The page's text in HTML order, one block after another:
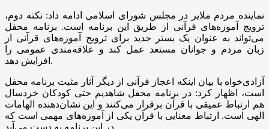
نماینده مردم ملایر در مجلس شورای اسلامی ادامه داد: نکته دوم،
ترویج آموزه‌های قرآنی از طریق این برنامه است. برنامه محفل
می‌تواند به عنوان یک بستر جدید برای ترویج آموزه‌های قرآنی از
زبان مردم و جوانان مستعد عمل کند و علاقه‌مندی عمومی را
افزایش دهد.
آزادی‌خواه با بیان اینکه اعجاز قرآنی از دیگر آثار مثبت برنامه محفل
است، اظهار کرد: در برنامه محفل شاهدیم حتی کودکان خردسال
هم ارتباط عمیقی با قرآن برقرار می‌کنند و این نشان‌دهنده الهامات
الهی است. ارتباط معنایی با قرآن یکی از آموزه‌های مهمی است که